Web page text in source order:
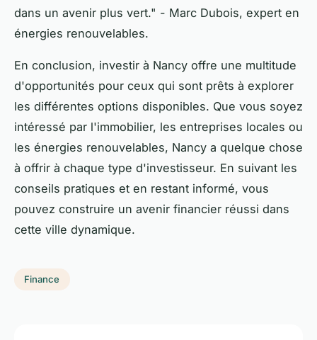
dans un avenir plus vert." - Marc Dubois, expert en
énergies renouvelables.
En conclusion, investir à Nancy offre une multitude
d'opportunités pour ceux qui sont prêts à explorer
les différentes options disponibles. Que vous soyez
intéressé par l'immobilier, les entreprises locales ou
les énergies renouvelables, Nancy a quelque chose
à offrir à chaque type d'investisseur. En suivant les
conseils pratiques et en restant informé, vous
pouvez construire un avenir financier réussi dans
cette ville dynamique.
Finance